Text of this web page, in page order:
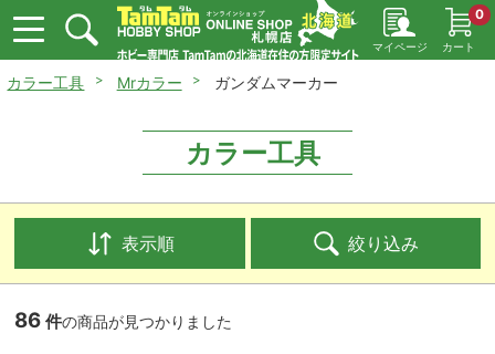
マイページ カート
0
カラー工具 Mrカラー ガンダムマーカー
カラー工具
表示順 絞り込み
86 件の商品が見つかりました